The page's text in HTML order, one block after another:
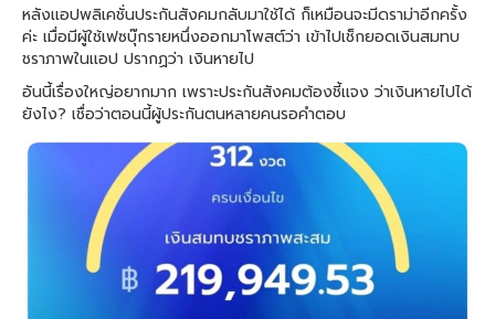
หลังเเอปพลิเคชั่นประกันสังคมกลับมาใช้ได้ ก็เหมือนจะมีดราม่าอีกครั้ง
ค่ะ เมื่อมีผู้ใช้เฟซบุ๊กรายหนึ่งออกมาโพสต์ว่า เข้าไปเช็กยอดเงินสมทบ
ชราภาพในเเอป ปรากฏว่า เงินหายไป
อันนี้เรื่องใหญ่อยากมาก เพราะประกันสังคมต้องชี้เเจง ว่าเงินหายไปได้
ยังไง? เชื่อว่าตอนนี้ผู้ประกันตนหลายคนรอคำตอบ